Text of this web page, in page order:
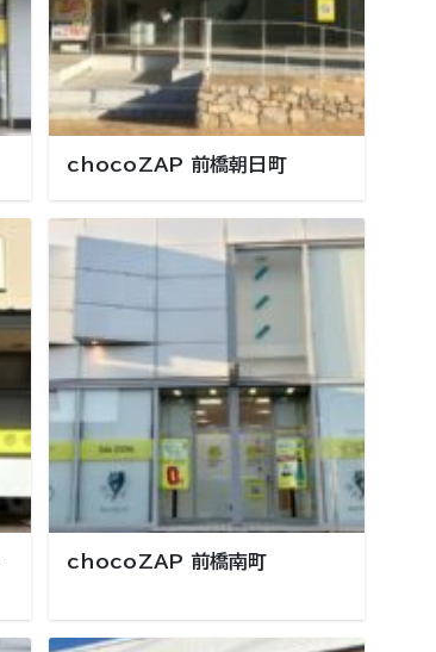
chocoZAP 前橋朝日町
chocoZAP 前橋南町